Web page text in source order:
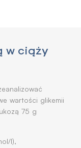
w ciąży
wartości glikemii
75 g
l),